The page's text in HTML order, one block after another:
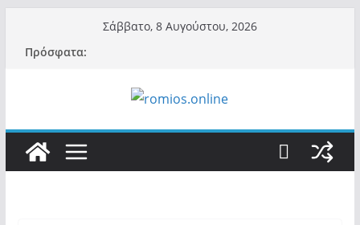
περιεχόμενο
Σάββατο, 8 Αυγούστου, 2026
Πρόσφατα: